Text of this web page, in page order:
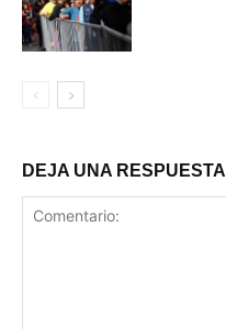
DEJA UNA RESPUESTA